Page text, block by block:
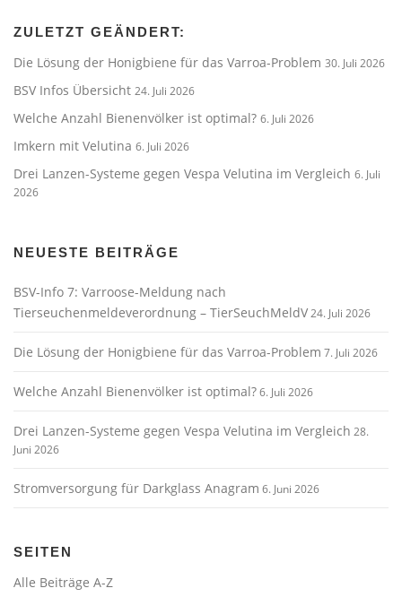
ZULETZT GEÄNDERT:
Die Lösung der Honigbiene für das Varroa-Problem 30. Juli 2026
BSV Infos Übersicht 24. Juli 2026
Welche Anzahl Bienenvölker ist optimal? 6. Juli 2026
Imkern mit Velutina 6. Juli 2026
Drei Lanzen-Systeme gegen Vespa Velutina im Vergleich 6. Juli
2026
NEUESTE BEITRÄGE
BSV-Info 7: Varroose-Meldung nach
Tierseuchenmeldeverordnung – TierSeuchMeldV24. Juli 2026
Die Lösung der Honigbiene für das Varroa-Problem 7. Juli 2026
Welche Anzahl Bienenvölker ist optimal?6. Juli 2026
Drei Lanzen-Systeme gegen Vespa Velutina im Vergleich 28.
Juni 2026
Stromversorgung für Darkglass Anagram 6. Juni 2026
SEITEN
Alle Beiträge A-Z